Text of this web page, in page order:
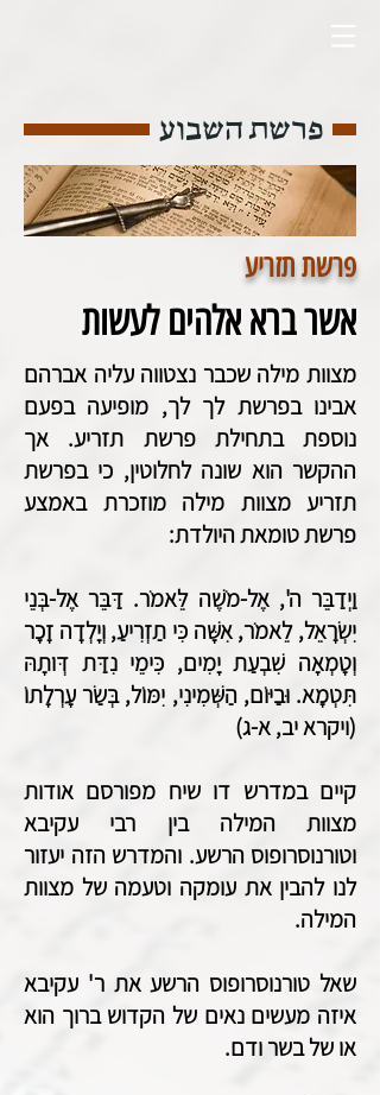
פרשת השבוע
פרשת תזריע
אשר ברא אלהים לעשות
מצוות מילה שכבר נצטווה עליה אברהם
אבינו בפרשת לך לך, מופיעה בפעם
נוספת בתחילת פרשת תזריע. אך
ההקשר הוא שונה לחלוטין, כי בפרשת
תזריע מצוות מילה מוזכרת באמצע
פרשת טומאת היולדת:
וַיְדַבֵּר ה', אֶל-מֹשֶׁה לֵּאמֹר. דַּבֵּר אֶל-בְּנֵי
יִשְׂרָאֵל, לֵאמֹר, אִשָּׁה כִּי תַזְרִיעַ, וְיָלְדָה זָכָר
וְטָמְאָה שִׁבְעַת יָמִים, כִּימֵי נִדַּת דְּו‍ֹתָהּ
תִּטְמָא. וּבַיּוֹם, הַשְּׁמִינִי, יִמּוֹל, בְּשַׂר עָרְלָתוֹ
(ויקרא יב, א-ג)
קיים במדרש דו שיח מפורסם אודות
מצוות המילה בין רבי עקיבא
וטורנוסרופוס הרשע. והמדרש הזה יעזור
לנו להבין את עומקה וטעמה של מצוות
המילה.
שאל טורנוסרופוס הרשע את ר' עקיבא
איזה מעשים נאים של הקדוש ברוך הוא
או של בשר ודם.